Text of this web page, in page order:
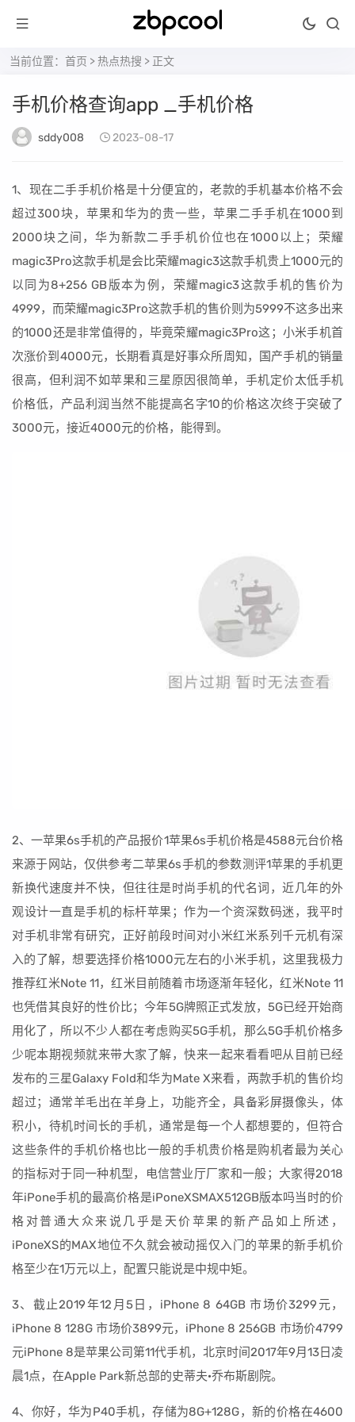
当前位置： 首页 >热点热搜 > 正文
手机价格查询app _手机价格
sddy008 2023-08-17
1、现在二手手机价格是十分便宜的，老款的手机基本价格不会
超过300块，苹果和华为的贵一些，苹果二手手机在1000到
2000块之间，华为新款二手手机价位也在1000以上；荣耀
magic3Pro这款手机是会比荣耀magic3这款手机贵上1000元的
以同为8+256 GB版本为例，荣耀magic3这款手机的售价为
4999，而荣耀magic3Pro这款手机的售价则为5999不这多出来
的1000还是非常值得的，毕竟荣耀magic3Pro这；小米手机首
次涨价到4000元，长期看真是好事众所周知，国产手机的销量
很高，但利润不如苹果和三星原因很简单，手机定价太低手机
价格低，产品利润当然不能提高名字10的价格这次终于突破了
3000元，接近4000元的价格，能得到。
2、一苹果6s手机的产品报价1苹果6s手机价格是4588元台价格
来源于网站，仅供参考二苹果6s手机的参数测评1苹果的手机更
新换代速度并不快，但往往是时尚手机的代名词，近几年的外
观设计一直是手机的标杆苹果；作为一个资深数码迷，我平时
对手机非常有研究，正好前段时间对小米红米系列千元机有深
入的了解，想要选择价格1000元左右的小米手机，这里我极力
推荐红米Note 11，红米目前随着市场逐渐年轻化，红米Note 11
也凭借其良好的性价比；今年5G牌照正式发放，5G已经开始商
用化了，所以不少人都在考虑购买5G手机，那么5G手机价格多
少呢本期视频就来带大家了解，快来一起来看看吧从目前已经
发布的三星Galaxy Fold和华为Mate X来看，两款手机的售价均
超过；通常羊毛出在羊身上，功能齐全，具备彩屏摄像头，体
积小，待机时间长的手机，通常是每一个人都想要的，但符合
这些条件的手机价格也比一般的手机贵价格是购机者最为关心
的指标对于同一种机型，电信营业厅厂家和一般；大家得2018
年iPone手机的最高价格是iPoneXSMAX512GB版本吗当时的价
格对普通大众来说几乎是天价苹果的新产品如上所述，
iPoneXS的MAX地位不久就会被动摇仅入门的苹果的新手机价
格至少在1万元以上，配置只能说是中规中矩。
3、截止2019年12月5日，iPhone 8 64GB 市场价3299元，
iPhone 8 128G 市场价3899元，iPhone 8 256GB 市场价4799
元iPhone 8是苹果公司第11代手机，北京时间2017年9月13日凌
晨1点，在Apple Park新总部的史蒂夫·乔布斯剧院。
4、你好，华为P40手机，存储为8G+128G，新的价格在4600